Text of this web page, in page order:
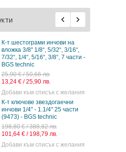
К-т шестограми инчови на
вложка 3/8" 1/8“, 5/32“, 3/16“,
7/32“, 1/4“, 5/16“, 3/8“, 7 части -
BGS technic
25,90 € / 50,66 лв.
13,24 € / 25,90 лв.
Добави към списък с желания
К-т ключове звездогаечни
инчови 1/4" - 1.1/4" 25 части
(9473) - BGS technic
198,80 € / 388,82 лв.
101,64 € / 198,79 лв.
Добави към списък с желания